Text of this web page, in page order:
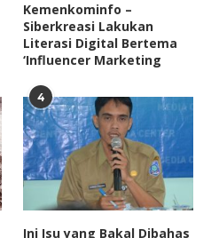
Kemenkominfo –
Siberkreasi Lakukan
Literasi Digital Bertema
‘Influencer Marketing
4
Ini Isu yang Bakal Dibahas